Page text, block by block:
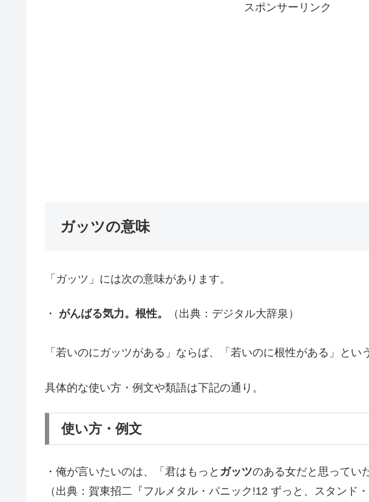
スポンサーリンク
ガッツの意味
「ガッツ」には次の意味があります。
・ がんばる気力。根性。 （出典：デジタル大辞泉）
「若いのにガッツがある」ならば、「若いのに根性がある」とい
具体的な使い方・例文や類語は下記の通り。
使い方・例文
・俺が言いたいのは、「君はもっと ガッツのある女だと思ってい
（出典：賀東招二『フルメタル・パニック!12 ずっと、スタンド